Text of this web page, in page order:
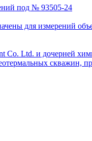
под № 93505-24
для измерений
Ltd. и дочерней
скважин,